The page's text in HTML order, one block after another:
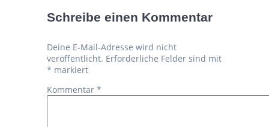
Schreibe einen Kommentar
Deine E-Mail-Adresse wird nicht
veröffentlicht. Erforderliche Felder sind mit
* markiert
Kommentar *